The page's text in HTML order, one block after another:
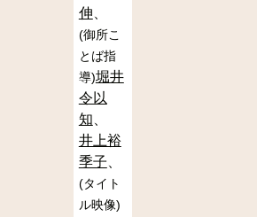
伸
(御所こ
とば指
導)堀井
令以
知
井上裕
季子
(タイト
ル映像)